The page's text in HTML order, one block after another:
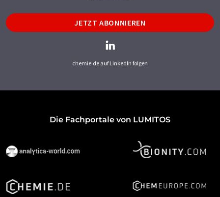
JETZT ABONNIEREN
chemie.de auf LinkedIn folgen
Die Fachportale von LUMITOS